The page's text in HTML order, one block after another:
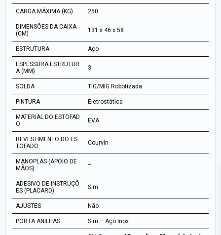
CARGA MÁXIMA (KG) 250
DIMENSÕES DA CAIXA
(CM)
131 x 46 x 58
ESTRUTURA Aço
ESPESSURA ESTRUTUR
A (MM)
3
SOLDA TIG/MIG Robotizada
PINTURA Eletrostática
MATERIAL DO ESTOFAD
O
EVA
REVESTIMENTO DO ES
TOFADO
Courvin
MANOPLAS (APOIO DE
MÃOS)
–
ADESIVO DE INSTRUÇÕ
ES (PLACARD)
Sim
AJUSTES Não
PORTA ANILHAS Sim – Aço Inox